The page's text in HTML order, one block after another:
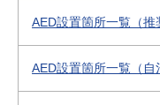
AED設置箇所一覧（推
AED設置箇所一覧（自